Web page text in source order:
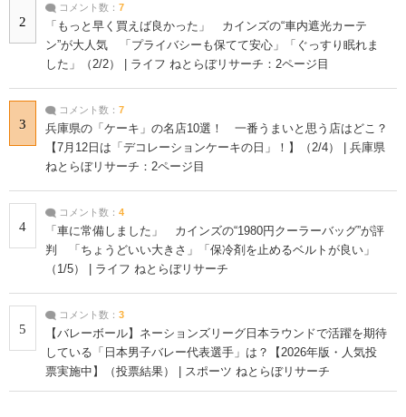
2
コメント数： 7
「もっと早く買えば良かった」 カインズの“車内遮光カーテ
ン”が大人気 「プライバシーも保てて安心」「ぐっすり眠れま
した」（2/2） | ライフ ねとらぼリサーチ：2ページ目
3
コメント数： 7
兵庫県の「ケーキ」の名店10選！ 一番うまいと思う店はどこ？
【7月12日は「デコレーションケーキの日」！】（2/4） | 兵庫県
ねとらぼリサーチ：2ページ目
4
コメント数： 4
「車に常備しました」 カインズの“1980円クーラーバッグ”が評
判 「ちょうどいい大きさ」「保冷剤を止めるベルトが良い」
（1/5） | ライフ ねとらぼリサーチ
5
コメント数： 3
【バレーボール】ネーションズリーグ日本ラウンドで活躍を期待
している「日本男子バレー代表選手」は？【2026年版・人気投
票実施中】（投票結果） | スポーツ ねとらぼリサーチ